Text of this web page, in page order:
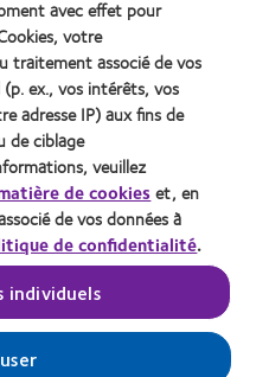
au consentement
lentilles de contact est
indication médicale au port
médicale. Dispositifs
les notices et les étiquetages
En cas de doute,
ou votre opticien.
71 712€ dont le siège social
B - 1800 Route des Crêtes
avec effet pour
votre
traitement associé de vos
ex., vos intérêts, vos
adresse IP) aux fins de
de ciblage
veuillez
de cookieset, en
de vos données à
de confidentialité.
individuels